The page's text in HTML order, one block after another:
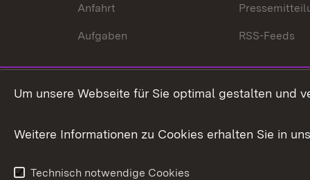
Anfahrt
Aufgaben RSS-Feeds
Um unsere Webseite für Sie optimal gestalten und
Weitere Informationen zu Cookies erhalten Sie in
Technisch notwendige Cookies